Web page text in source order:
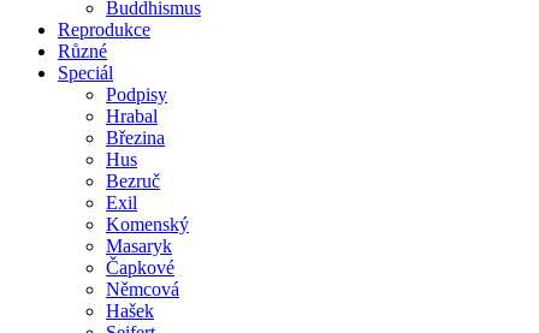
Buddhismus
Reprodukce
Různé
Speciál
Podpisy
Hrabal
Březina
Hus
Bezruč
Exil
Komenský
Masaryk
Čapkové
Němcová
Hašek